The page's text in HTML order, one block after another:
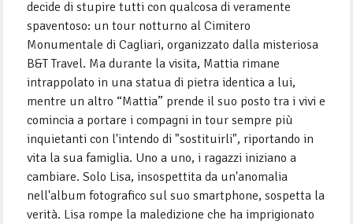
decide di stupire tutti con qualcosa di veramente
spaventoso: un tour notturno al Cimitero
Monumentale di Cagliari, organizzato dalla misteriosa
B&T Travel. Ma durante la visita, Mattia rimane
intrappolato in una statua di pietra identica a lui,
mentre un altro “Mattia” prende il suo posto tra i vivi e
comincia a portare i compagni in tour sempre più
inquietanti con l'intendo di "sostituirli", riportando in
vita la sua famiglia. Uno a uno, i ragazzi iniziano a
cambiare. Solo Lisa, insospettita da un'anomalia
nell'album fotografico sul suo smartphone, sospetta la
verità. Lisa rompe la maledizione che ha imprigionato